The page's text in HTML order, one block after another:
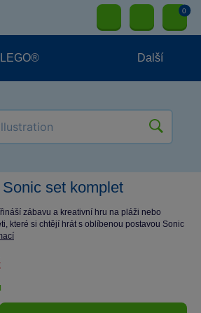
0
LEGO® Další
set komplet
zábavu a kreativní hru na pláži nebo
které si chtějí hrát s oblíbenou postavou Sonic